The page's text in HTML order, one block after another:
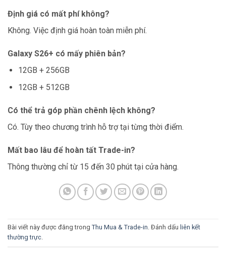
Định giá có mất phí không?
Không. Việc định giá hoàn toàn miễn phí.
Galaxy S26+ có mấy phiên bản?
12GB + 256GB
12GB + 512GB
Có thể trả góp phần chênh lệch không?
Có. Tùy theo chương trình hỗ trợ tại từng thời điểm.
Mất bao lâu để hoàn tất Trade-in?
Thông thường chỉ từ 15 đến 30 phút tại cửa hàng.
Bài viết này được đăng trong Thu Mua & Trade-in. Đánh dấu liên kết
thường trực.